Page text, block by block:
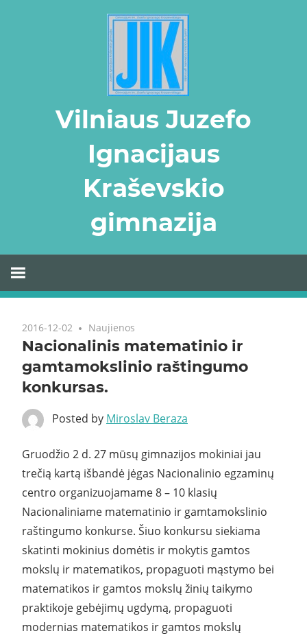
Vilniaus Juzefo
Ignacijaus
Kraševskio
gimnazija
2016-12-02 Naujienos
Nacionalinis matematinio ir
gamtamokslinio raštingumo
konkursas.
Posted by Miroslav Beraza
Gruodžio 2 d. 27 mūsų gimnazijos mokiniai jau
trečią kartą išbandė jėgas Nacionalinio egzaminų
centro organizuojamame 8 – 10 klasių
Nacionaliniame matematinio ir gamtamokslinio
raštingumo konkurse. Šiuo konkursu siekiama
skatinti mokinius domėtis ir mokytis gamtos
mokslų ir matematikos, propaguoti mąstymo bei
matematikos ir gamtos mokslų žinių taikymo
praktikoje gebėjimų ugdymą, propaguoti
modernias matematikos ir gamtos mokslų